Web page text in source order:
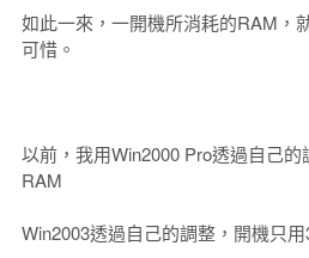
如此一來，一開機所消耗的RAM，
可惜。
以前，我用Win2000 Pro透過自己
RAM
Win2003透過自己的調整，開機只